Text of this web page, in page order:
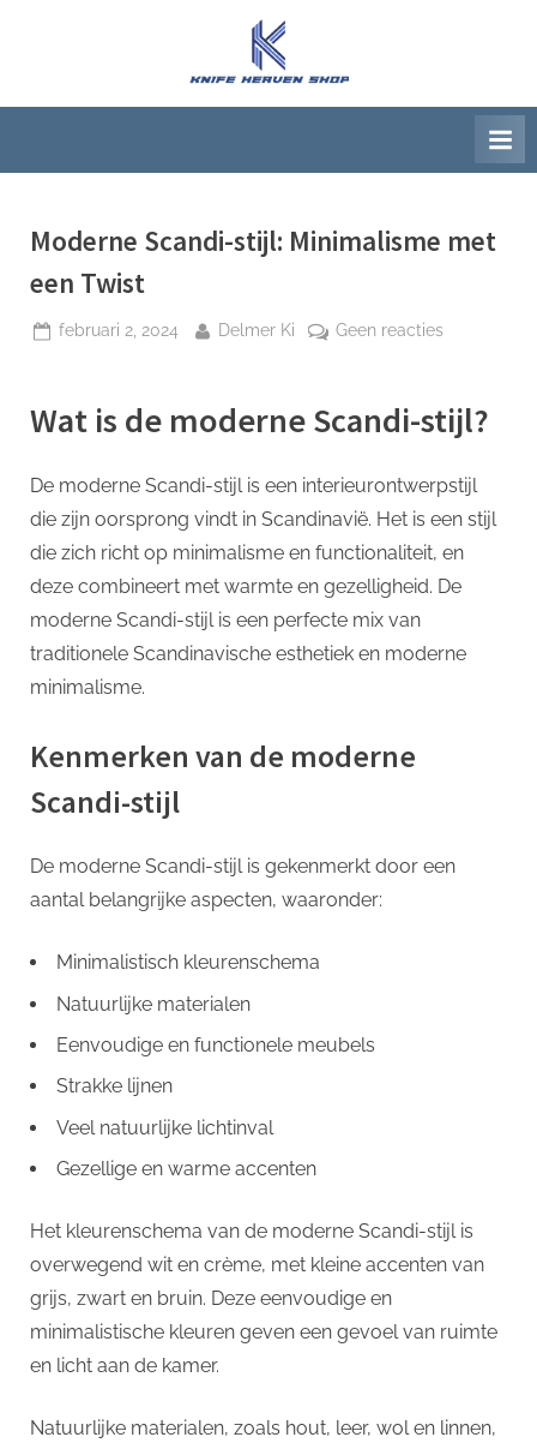
K
n
f
H
v
S
o
p
Moderne Scandi-stijl: Minimalisme met
een Twist
Geplaatst
februari 2, 2024 Door
Delmer Ki Geen reactiesop
stijl:
een
Twist
Wat is de moderne Scandi-stijl?
De moderne Scandi-stijl is een interieurontwerpstijl
die zijn oorsprong vindt in Scandinavië. Het is een stijl
die zich richt op minimalisme en functionaliteit, en
deze combineert met warmte en gezelligheid. De
moderne Scandi-stijl is een perfecte mix van
traditionele Scandinavische esthetiek en moderne
minimalisme.
Kenmerken van de moderne
Scandi-stijl
De moderne Scandi-stijl is gekenmerkt door een
aantal belangrijke aspecten, waaronder:
Minimalistisch kleurenschema
Natuurlijke materialen
Eenvoudige en functionele meubels
Strakke lijnen
Veel natuurlijke lichtinval
Gezellige en warme accenten
Het kleurenschema van de moderne Scandi-stijl is
overwegend wit en crème, met kleine accenten van
grijs, zwart en bruin. Deze eenvoudige en
minimalistische kleuren geven een gevoel van ruimte
en licht aan de kamer.
Natuurlijke materialen, zoals hout, leer, wol en linnen,